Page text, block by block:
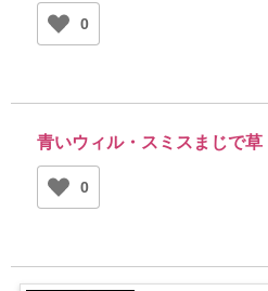
0
青いウィル・スミスまじで草
0